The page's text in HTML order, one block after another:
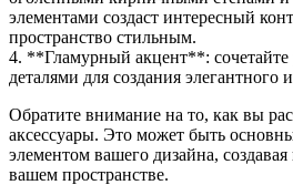
элементами создаст интересный
пространство стильным.
4. **Гламурный акцент**:
деталями для создания элегантного
Обратите внимание на то, как вы
аксессуары. Это может быть
элементом вашего дизайна,
вашем пространстве.